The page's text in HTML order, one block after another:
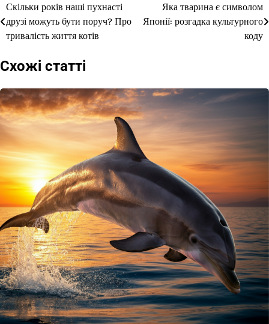
Навігація
записів
Скільки років наші пухнасті
друзі можуть бути поруч? Про
тривалість життя котів
Яка тварина є символом
Японії: розгадка культурного
коду
Схожі статті